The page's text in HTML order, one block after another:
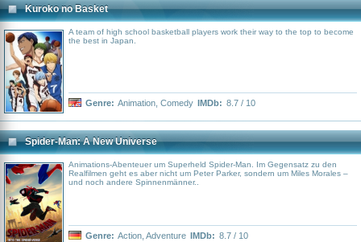
Kuroko no Basket
A team of high school basketball players work their way to the top to become
the best in Japan.
Genre: Animation Comedy IMDb: 8.7 / 10
Spider-Man: A New Universe
Animations-Abenteuer um Superheld Spider-Man. Im Gegensatz zu den
Realfilmen geht es aber nicht um Peter Parker, sondern um Miles Morales –
und noch andere Spinnenmänner..
Genre: Action Adventure IMDb: 8.7 / 10